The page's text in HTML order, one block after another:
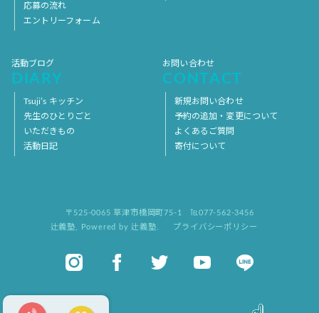
応募の流れ
エントリーフォーム
活動ブログ
DIARY
Tsuji’s キッチン
先生のひとりごと
いただきもの
活動日記
お問い合わせ
CONTACT
新規お問い合わせ
予約の追加・変更について
よくあるご質問
寄付について
〒525-0065 草津市橋岡町75-1
℡077-562-3456
辻義塾
Powered by 辻義塾. プライバシーポリシー